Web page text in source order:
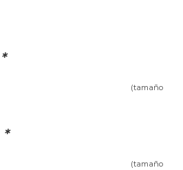
*
(tamaño
*
(tamaño